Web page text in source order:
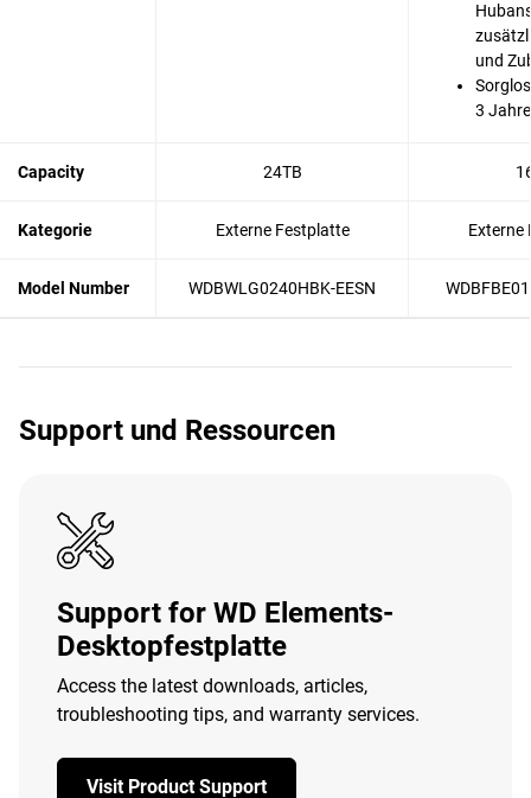
und
3
Capacity 24TB
Kategorie Externe Festplatte Externe
Model Number WDBWLG0240HBK-EESN
Support und Ressourcen
Support for WD Elements-
Desktopfestplatte
Access the latest downloads, articles,
troubleshooting tips, and warranty services.
Visit Product Support